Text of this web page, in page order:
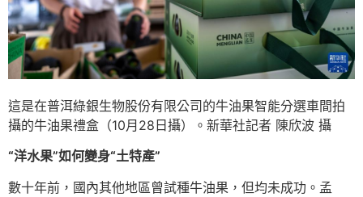
這是在普洱綠銀生物股份有限公司的牛油果智能分選車間拍
攝的牛油果禮盒（10月28日攝）。新華社記者 陳欣波 攝
“洋水果”如何變身“土特產”
數十年前，國內其他地區曾試種牛油果，但均未成功。孟